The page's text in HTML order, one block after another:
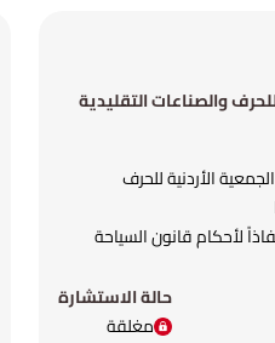
والصناعات التقليدية
الأردنية للحرف
إنفاذاً لأحكام قانون السياحة
المتعلقة بالترخيص
والأشخاص من ذوي الإعاقات
حالة الاستشارة
مغلقة